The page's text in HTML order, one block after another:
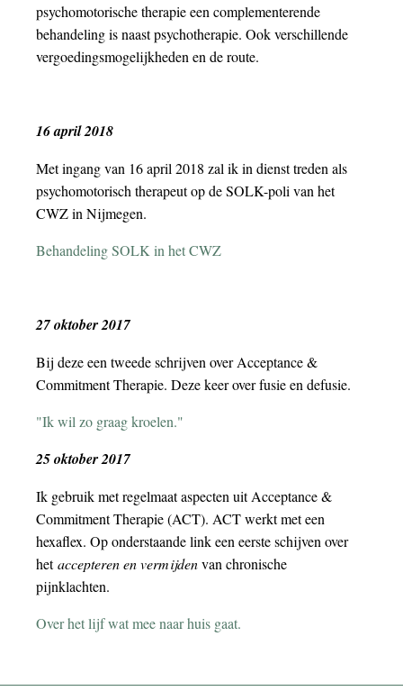
psychomotorische therapie een complementerende
behandeling is naast psychotherapie. Ook verschillende
vergoedingsmogelijkheden en de route.
16 april 2018
Met ingang van 16 april 2018 zal ik in dienst treden als
psychomotorisch therapeut op de SOLK-poli van het
CWZ in Nijmegen.
Behandeling SOLK in het CWZ
27 oktober 2017
Bij deze een tweede schrijven over Acceptance &
Commitment Therapie. Deze keer over fusie en defusie.
"Ik wil zo graag kroelen."
25 oktober 2017
Ik gebruik met regelmaat aspecten uit Acceptance &
Commitment Therapie (ACT). ACT werkt met een
hexaflex. Op onderstaande link een eerste schijven over
hetaccepteren en vermijdenvan chronische
pijnklachten.
Over het lijf wat mee naar huis gaat.